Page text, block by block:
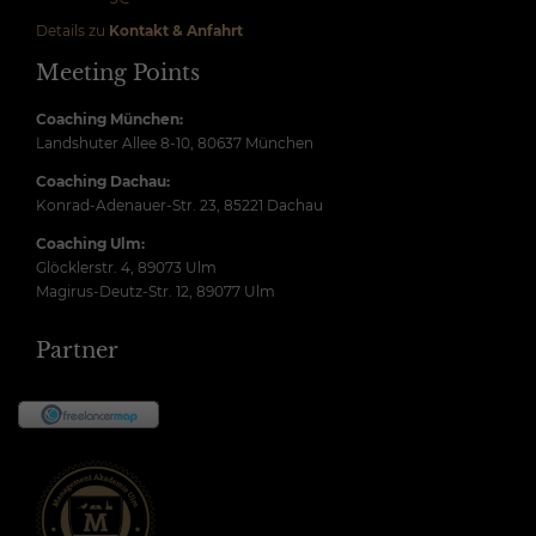
Details zu Kontakt & Anfahrt
Meeting Points
Coaching München:
Landshuter Allee 8-10, 80637 München
Coaching Dachau:
Konrad-Adenauer-Str. 23, 85221 Dachau
Coaching Ulm:
Glöcklerstr. 4, 89073 Ulm
Magirus-Deutz-Str. 12, 89077 Ulm
Partner